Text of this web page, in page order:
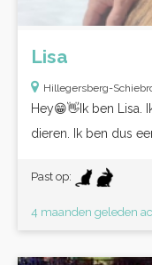
Lisa
Hillegersberg-
Hey😁👋Ik ben Lisa.
dieren. Ik ben dus
Past op:
4 maanden geleden